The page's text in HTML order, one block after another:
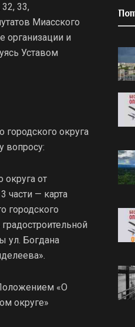
33,
Миасского
организации и
Уставом
округа
вопросу:
округа от
части — карта
городского
ул. Богдана
«О
округе»